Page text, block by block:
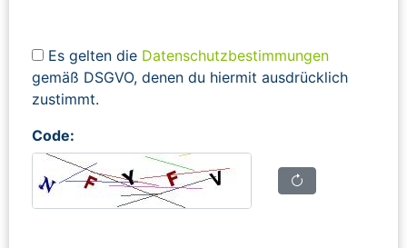
Es gelten die Datenschutzbestimmungen
gemäß DSGVO, denen du hiermit ausdrücklich
zustimmt.
Code: